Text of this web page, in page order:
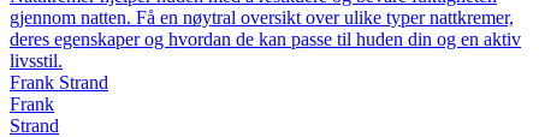
gjennom natten. Få en nøytral oversikt over ulike typer nattkremer,
deres egenskaper og hvordan de kan passe til huden din og en aktiv
livsstil.
Frank Strand
Frank
Strand